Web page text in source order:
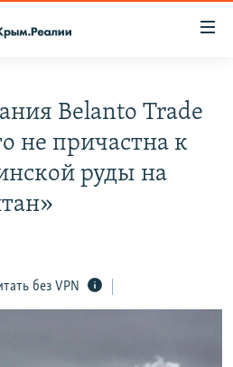
КРЫМА
Belanto Trade
не причастна к
руды на
без VPN